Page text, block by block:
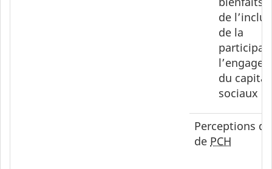
de
de la
du capital
sociaux
Perceptions
de PCH